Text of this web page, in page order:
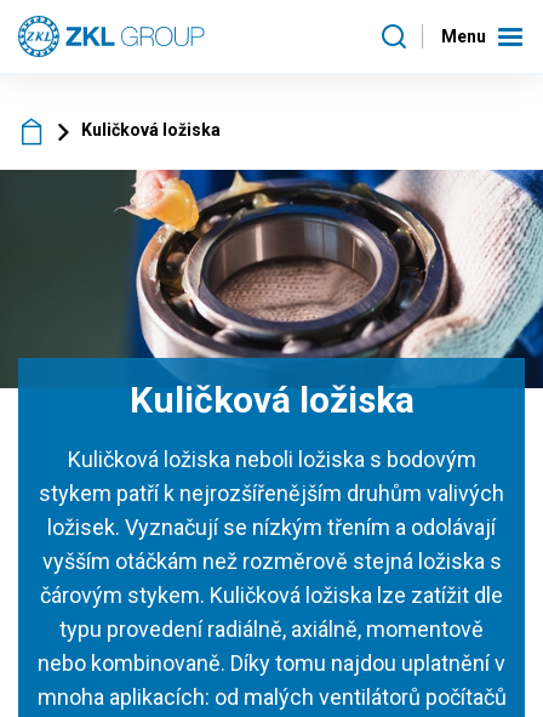
Menu
Kuličková ložiska
Kuličková ložiska
Kuličková ložiska neboli ložiska s bodovým
stykem patří k nejrozšířenějším druhům valivých
ložisek. Vyznačují se nízkým třením a odolávají
vyšším otáčkám než rozměrově stejná ložiska s
čárovým stykem. Kuličková ložiska lze zatížit dle
typu provedení radiálně, axiálně, momentově
nebo kombinovaně. Díky tomu najdou uplatnění v
mnoha aplikacích: od malých ventilátorů počítačů